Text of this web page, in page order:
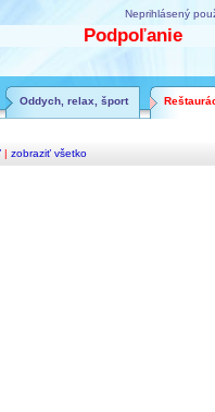
Neprihlásený
Podpoľanie
Oddych, relax, šport
| zobraziť všetko